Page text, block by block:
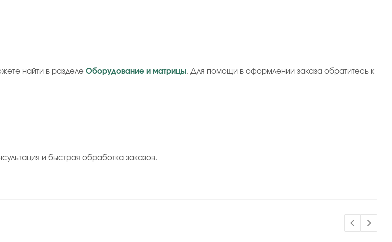
найти в разделе Оборудование и матрицы. Для помощи в оформлении заказа обратитесь к
и быстрая обработка заказов.